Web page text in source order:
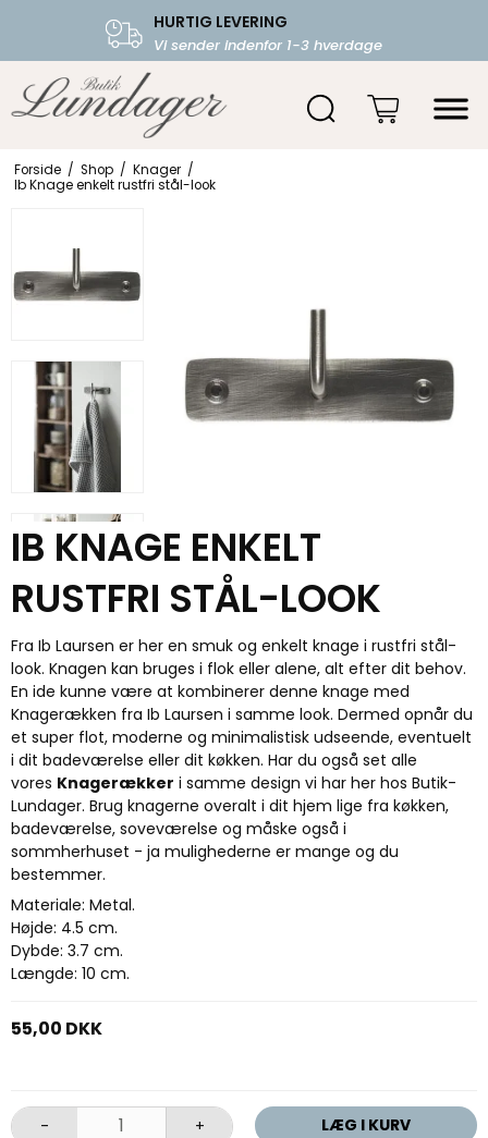
HURTIG LEVERING
Vi sender indenfor 1-3 hverdage
FRI FRAGT OVER 599.-
Starter fra 39,-
Forside / Shop / Knager /
Ib Knage enkelt rustfri stål-look
IB KNAGE ENKELT
RUSTFRI STÅL-LOOK
Fra Ib Laursen er her en smuk og enkelt knage i rustfri stål-
look. Knagen kan bruges i flok eller alene, alt efter dit behov.
En ide kunne være at kombinerer denne knage med
Knagerækken fra Ib Laursen i samme look. Dermed opnår du
et super flot, moderne og minimalistisk udseende, eventuelt
i dit badeværelse eller dit køkken. Har du også set alle
vores Knagerækker i samme design vi har her hos Butik-
Lundager. Brug knagerne overalt i dit hjem lige fra køkken,
badeværelse, soveværelse og måske også i
sommherhuset - ja mulighederne er mange og du
bestemmer.
Materiale: Metal.
Højde: 4.5 cm.
Dybde: 3.7 cm.
Længde: 10 cm.
55,00 DKK
- + LÆG I KURV